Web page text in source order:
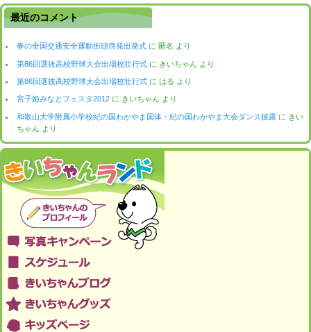
最近のコメント
春の全国交通安全運動街頭啓発出発式 に匿名 より
第86回選抜高校野球大会出場校壮行式 に きいちゃん より
第86回選抜高校野球大会出場校壮行式 にはる より
宮子姫みなとフェスタ2012 に きいちゃん より
和歌山大学附属小学校紀の国わかやま国体・紀の国わかやま大会ダンス披露 に きい
ちゃん より